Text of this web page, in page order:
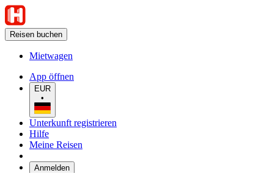
Reisen buchen
Mietwagen
App öffnen
EUR
•
Unterkunft registrieren
Hilfe
Meine Reisen
Anmelden